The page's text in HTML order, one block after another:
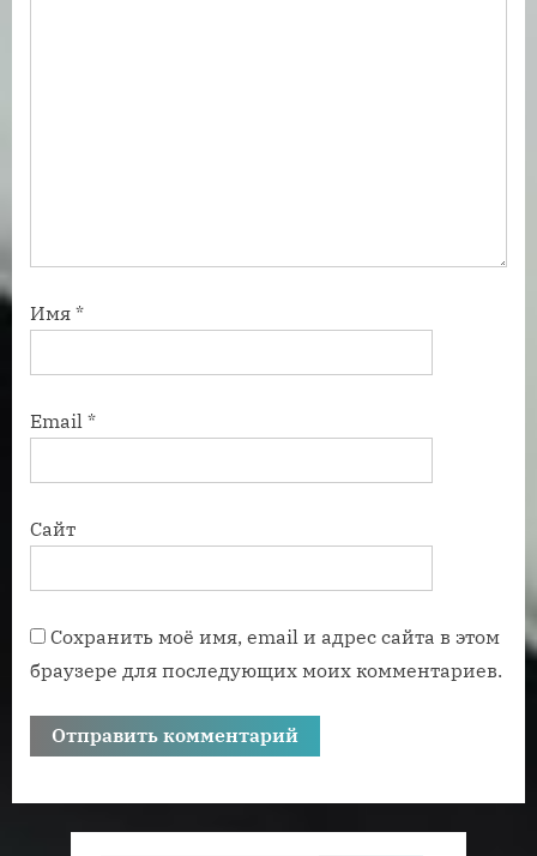
Имя *
Email *
Сайт
Сохранить моё имя, email и адрес сайта в этом
браузере для последующих моих комментариев.